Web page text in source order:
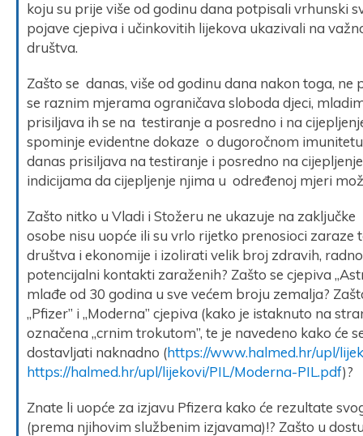
koju su prije više od godinu dana potpisali vrhunski
pojave cjepiva i učinkovitih lijekova ukazivali na
društva.
Zašto se danas, više od godinu dana nakon toga,
se raznim mjerama ograničava sloboda djeci,
prisiljava ih se na testiranje a posredno i na
spominje evidentne dokaze o dugoročnom
danas prisiljava na testiranje i posredno na
indicijama da cijepljenje njima u određenoj mjeri
Zašto nitko u Vladi i Stožeru ne ukazuje na
osobe nisu uopće ili su vrlo rijetko prenosioci
društva i ekonomije i izolirati velik broj zdravih,
potencijalni kontakti zaraženih? Zašto se cjepiva
mlađe od 30 godina u sve većem broju zemalja?
„Pfizer” i „Moderna” cjepiva (kako je istaknuto na
označena „crnim trokutom”, te je navedeno kako će
dostavljati naknadno (https://www.halmed.hr/upl/
https://halmed.hr/upl/lijekovi/PIL/Moderna-PIL.pdf)?
Znate li uopće za izjavu Pfizera kako će rezultate
(prema njihovim službenim izjavama)!? Zašto u